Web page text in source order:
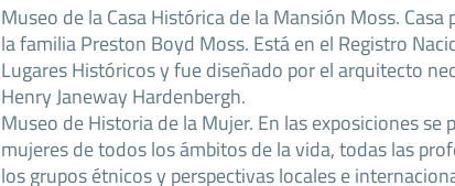
Museo de la Casa Histórica de la Mansión Moss. Casa
la familia Preston Boyd Moss. Está en el Registro
Lugares Históricos y fue diseñado por el arquitecto
Henry Janeway Hardenbergh.
Museo de Historia de la Mujer. En las exposiciones se
mujeres de todos los ámbitos de la vida, todas las
los grupos étnicos y perspectivas locales e